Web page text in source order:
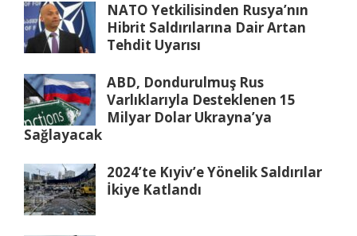
NATO Yetkilisinden Rusya’nın
Hibrit Saldırılarına Dair Artan
Tehdit Uyarısı
ABD, Dondurulmuş Rus
Varlıklarıyla Desteklenen 15
Milyar Dolar Ukrayna’ya
Sağlayacak
2024’te Kıyiv’e Yönelik Saldırılar
İkiye Katlandı